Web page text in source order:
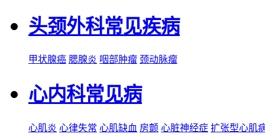
头颈外科常见疾病
甲状腺癌 腮腺炎 咽部肿瘤 颈动脉瘤
心内科常见病
心肌炎 心律失常 心肌缺血 房颤 心脏神经症 扩张型心肌